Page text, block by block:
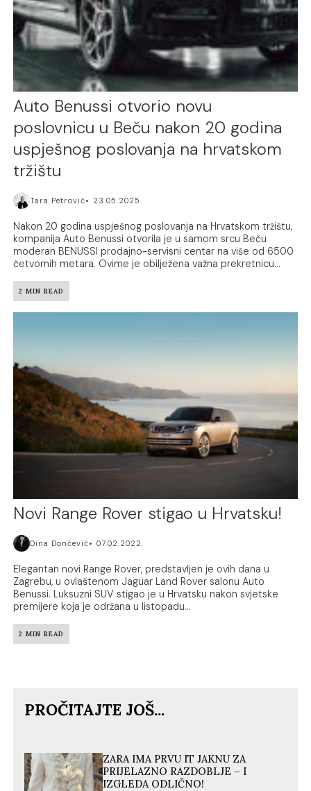
Auto Benussi otvorio novu
poslovnicu u Beču nakon 20 godina
uspješnog poslovanja na hrvatskom
tržištu
Tara Petrović 23.05.2025.
Nakon 20 godina uspješnog poslovanja na Hrvatskom tržištu,
kompanija Auto Benussi otvorila je u samom srcu Beču
moderan BENUSSI prodajno-servisni centar na više od 6500
četvornih metara. Ovime je obilježena važna prekretnicu...
2 MIN READ
Novi Range Rover stigao u Hrvatsku!
Dina Dončević 07.02.2022.
Elegantan novi Range Rover, predstavljen je ovih dana u
Zagrebu, u ovlaštenom Jaguar Land Rover salonu Auto
Benussi. Luksuzni SUV stigao je u Hrvatsku nakon svjetske
premijere koja je održana u listopadu...
2 MIN READ
PROČITAJTE JOŠ...
ZARA IMA PRVU IT JAKNU ZA
PRIJELAZNO RAZDOBLJE – I
IZGLEDA ODLIČNO!